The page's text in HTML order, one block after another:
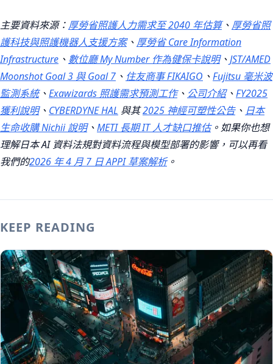
主要資料來源： 厚勞省照護人力需求至 2040 年估算、 厚勞省照
護科技與照護機器人支援方案、 厚勞省 Care Information
Infrastructure 、 數位廳 My Number 作為健保卡說明、JST/AMED
Moonshot Goal 3 與 Goal 7 、 住友商事 FIKAIGO 、Fujitsu 毫米波
監測系統、Exawizards 照護需求預測工作、 公司介紹、FY2025
獲利說明、 CYBERDYNE HAL 與其2025 神經可塑性公告、 日本
生命收購 Nichii 說明、METI 長期 IT 人才缺口推估。如果你也想
理解日本 AI 資料法規對資料流程與模型部署的影響，可以再看
我們的2026 年 4 月 7 日 APPI 草案解析。
KEEP READING